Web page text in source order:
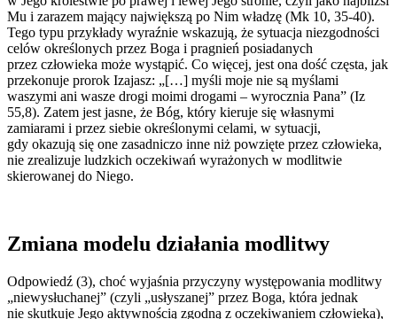
Mu i zarazem mający największą po Nim władzę (Mk 10, 35-40).
Tego typu przykłady wyraźnie wskazują, że sytuacja niezgodności
celów określonych przez Boga i pragnień posiadanych
przez człowieka może wystąpić. Co więcej, jest ona dość częsta, jak
przekonuje prorok Izajasz: „[…] myśli moje nie są myślami
waszymi ani wasze drogi moimi drogami – wyrocznia Pana” (Iz
55,8). Zatem jest jasne, że Bóg, który kieruje się własnymi
zamiarami i przez siebie określonymi celami, w sytuacji,
gdy okazują się one zasadniczo inne niż powzięte przez człowieka,
nie zrealizuje ludzkich oczekiwań wyrażonych w modlitwie
skierowanej do Niego.
Zmiana modelu działania modlitwy
Odpowiedź (3), choć wyjaśnia przyczyny występowania modlitwy
„niewysłuchanej” (czyli „usłyszanej” przez Boga, która jednak
nie skutkuje Jego aktywnością zgodną z oczekiwaniem człowieka),